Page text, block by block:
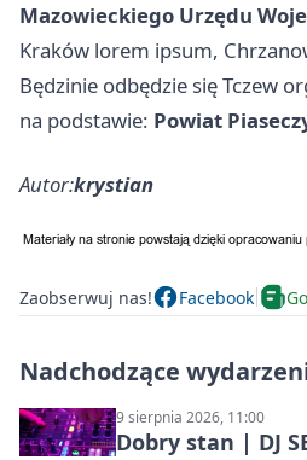
Mazowieckiego Urzędu
Kraków lorem ipsum,
Będzinie odbędzie się Tczew
na podstawie: Powiat
Autor:krystian
Zaobserwuj nas! Facebook
Nadchodzące
9 sierpnia 2026, 11:00
Dobry stan | DJ